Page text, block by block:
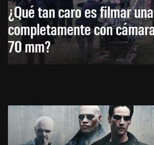
¿Qué tan caro es filmar
completamente con
70 mm?